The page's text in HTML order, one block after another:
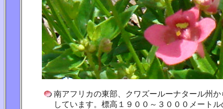
南アフリカの東部、クワズールーナタール州
しています。標高１９００～３０００メート